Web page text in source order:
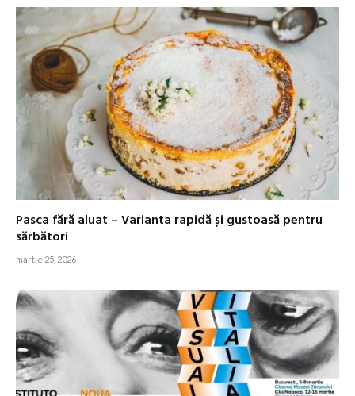
Pasca fără aluat – Varianta rapidă și gustoasă pentru
sărbători
martie 25, 2026